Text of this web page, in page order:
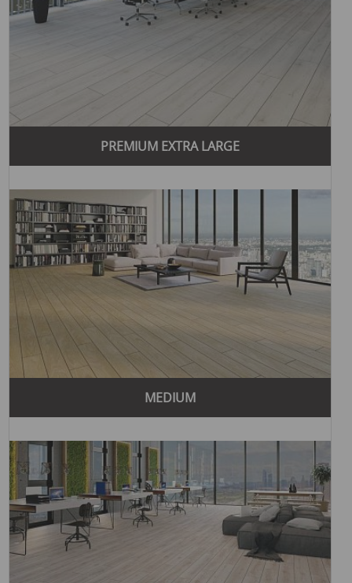
использовании в любых помещениях.
сфере напольных покрытий, предлагая своим клиентам
лучшие решения для создания стильных и
Yıldız Entegre предлагает разнообразные напольные
покрытия, которые отличаются высоким качеством и
Современный стиль
Современный стиль характеризуется чистыми линиями,
минимализмом и нейтральными цветами. Напольные
покрытия Yıldız Entegre в этом стиле имеют гладкие
поверхности и простые формы, создавая элегантный и
Классический стиль
Классический стиль сочетает изящество деталей и
богатые оттенки. Пол в этом стиле имитирует текстуру
натурального дерева, добавляя интерьеру элегантности и
Индустриальный стиль вдохновлен урбанистической
эстетикой, использующей грубые текстуры и сырьевые
материалы, такие как металл и бетон. Пол в этом стиле
придает помещению современный и функциональный вид.
Эко-стиль
Эко-стиль ориентирован на использование природных
материалов и экологически чистые решения. Напольные
PREMIUM EXTRA LARGE
MEDIUM